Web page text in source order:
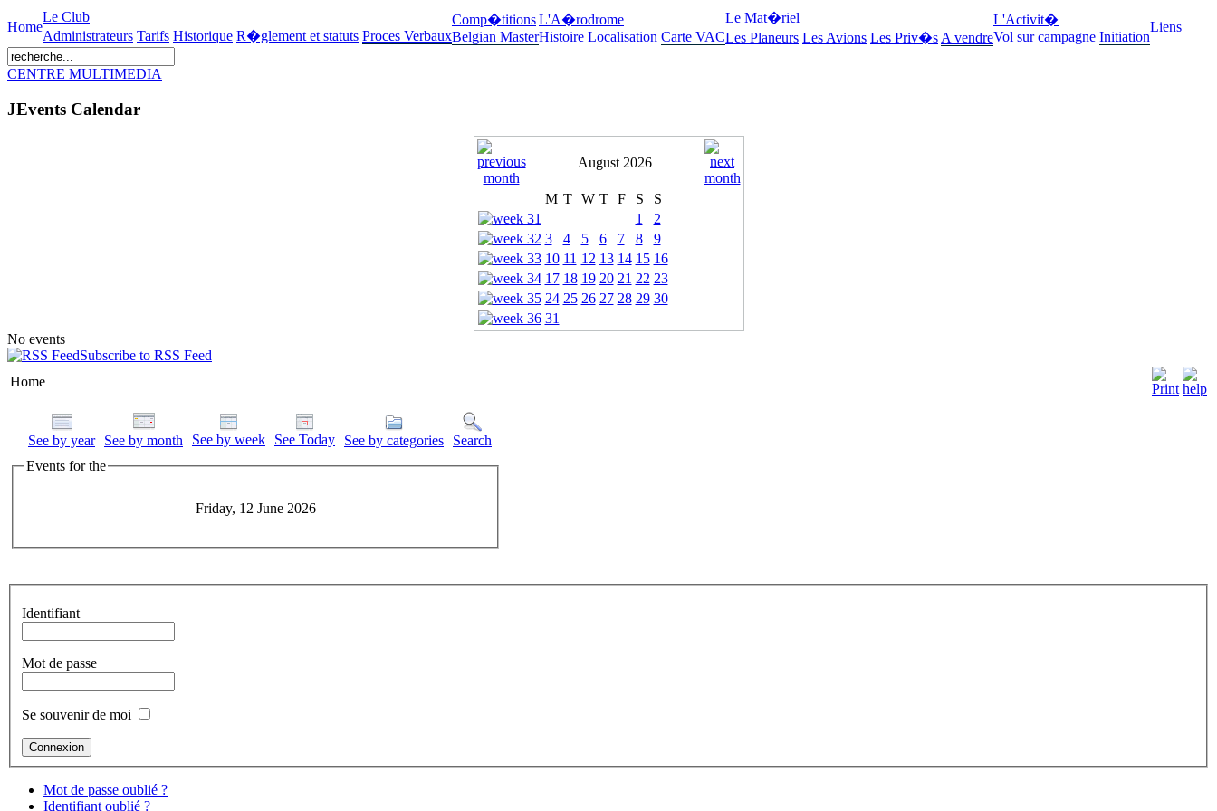
Home
Le Club
Administrateurs Tarifs Historique R�glement et statuts Proces Verbaux
Comp�titions
Belgian Master
L'A�rodrome
Histoire Localisation Carte VAC
Le Mat�riel
Les Planeurs Les Avions Les Priv�s A vendre
L'Activit�
Vol sur campagne Initiation
Liens
CENTRE MULTIMEDIA
JEvents Calendar
August 2026
M T W T F S
S
1
2
3
4 5 6 7 8
9
10 11 12 13 14 15 16
17 18 19 20 21 22 23
24 25 26 27 28 29 30
31
No events
Subscribe to RSS Feed
Home
See by year See by month See by week See Today See by categories
Search
Events for the
Friday, 12 June 2026
Identifiant
Mot de passe
Se souvenir de moi
Mot de passe oublié ?
Identifiant oublié ?